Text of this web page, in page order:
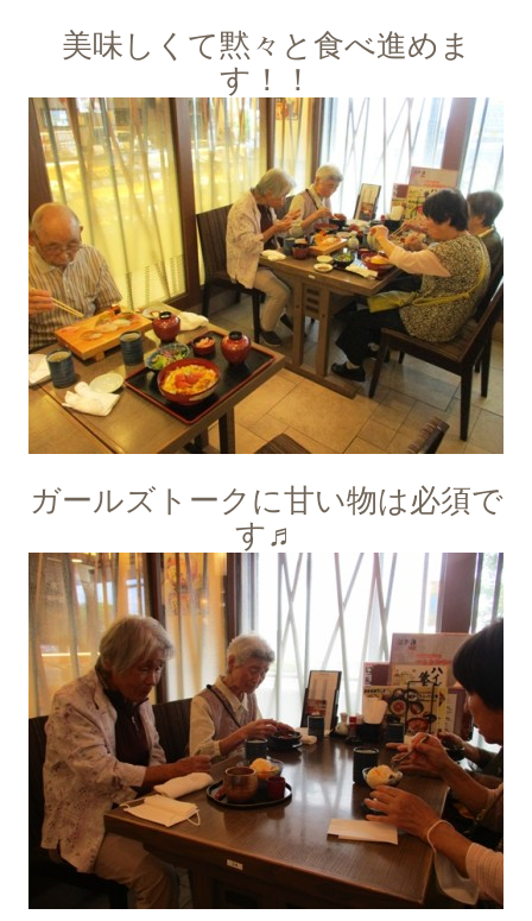
美味しくて黙々と食べ進めま
す！！
ガールズトークに甘い物は必須で
す♬